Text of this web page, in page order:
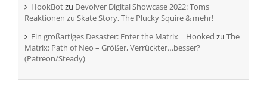
HookBotzu Devolver Digital Showcase 2022: Toms
Reaktionen zu Skate Story, The Plucky Squire & mehr!
Ein großartiges Desaster: Enter the Matrix | Hooked zu The
Matrix: Path of Neo – Größer, Verrückter…besser?
(Patreon/Steady)